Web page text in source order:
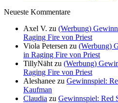
Neueste Kommentare
Axel V. zu (Werbung)
Raging Fire von Priest
Viola Petersen zu (Werbung)
in Raging Fire von Priest
TillyNäht zu (Werbung)
Raging Fire von Priest
Aleshanee zu Gewinnspiel:
Kaufman
Claudia zu Gewinnspiel: Red